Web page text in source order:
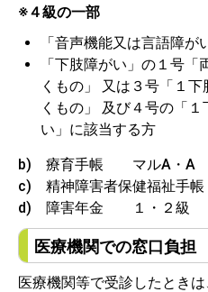
※４級の一部
「音声機能又は言語障が
「下肢障がい」の１号
くもの」 又は３号「１
くもの」 及び４号の「
い」に該当する方
b) 療育手帳 マルA・A
c) 精神障害者保健福祉手
d) 障害年金 １・２級
医療機関での窓口負担
医療機関等で受診したとき